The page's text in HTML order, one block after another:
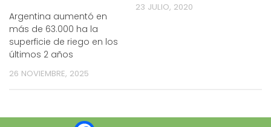
Argentina aumentó en
más de 63.000 ha la
superficie de riego en los
últimos 2 años
26 NOVIEMBRE, 2025
23 JULIO, 2020